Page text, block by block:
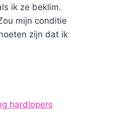
ik ze beklim.
mijn conditie
zijn dat ik